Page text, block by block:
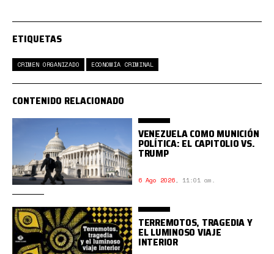
ETIQUETAS
CRIMEN ORGANIZADO ECONOMÍA CRIMINAL
CONTENIDO RELACIONADO
VENEZUELA COMO MUNICIÓN
POLÍTICA: EL CAPITOLIO VS.
TRUMP
6 Ago 2026, 11:01 am.
TERREMOTOS, TRAGEDIA Y
EL LUMINOSO VIAJE
INTERIOR